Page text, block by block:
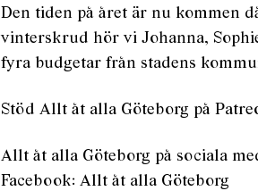
Den tiden på året är nu kommen
vinterskrud hör vi Johanna,
fyra budgetar från stadens
Stöd Allt åt alla Göteborg på
Allt åt alla Göteborg på sociala
Facebook: Allt åt alla Göteborg